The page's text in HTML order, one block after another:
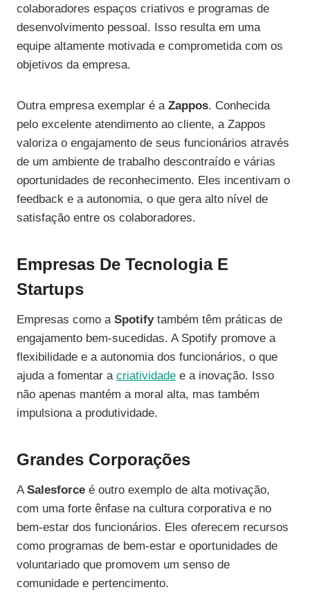
colaboradores espaços criativos e programas de
desenvolvimento pessoal. Isso resulta em uma
equipe altamente motivada e comprometida com os
objetivos da empresa.
Outra empresa exemplar é a Zappos. Conhecida
pelo excelente atendimento ao cliente, a Zappos
valoriza o engajamento de seus funcionários através
de um ambiente de trabalho descontraído e várias
oportunidades de reconhecimento. Eles incentivam o
feedback e a autonomia, o que gera alto nível de
satisfação entre os colaboradores.
Empresas De Tecnologia E
Startups
Empresas como a Spotifytambém têm práticas de
engajamento bem-sucedidas. A Spotify promove a
flexibilidade e a autonomia dos funcionários, o que
ajuda a fomentar a criatividade e a inovação. Isso
não apenas mantém a moral alta, mas também
impulsiona a produtividade.
Grandes Corporações
ASalesforce é outro exemplo de alta motivação,
com uma forte ênfase na cultura corporativa e no
bem-estar dos funcionários. Eles oferecem recursos
como programas de bem-estar e oportunidades de
voluntariado que promovem um senso de
comunidade e pertencimento.